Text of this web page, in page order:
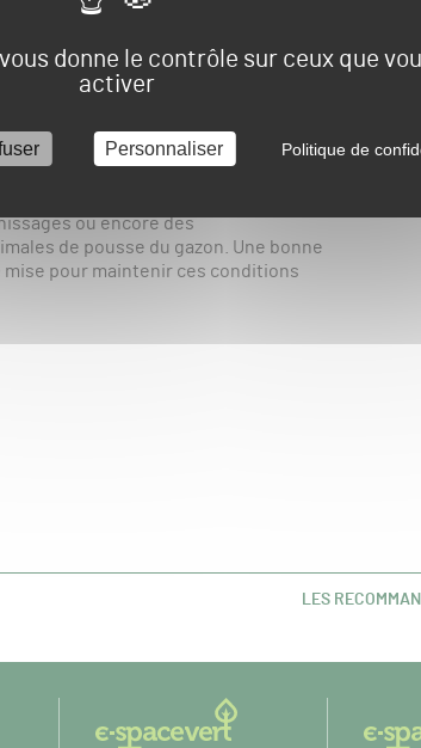
donne le contrôle sur ceux que
activer
Personnaliser Politique de
». Rémy Dorbeau, l’intendant
issues de plantes locales qui
libres
du sol. Entre graminées (pâturins
mousses, les mauvaises herbes
Dorbeau conseille de «
ou encore des
de pousse du gazon. Une bonne
pour maintenir ces conditions
ARTICLE
LES